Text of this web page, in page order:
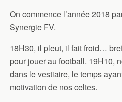
On commence l’année 2018
Synergie FV.
18H30, il pleut, il fait froid…
pour jouer au football. 19H10,
dans le vestiaire, le temps
motivation de nos celtes.